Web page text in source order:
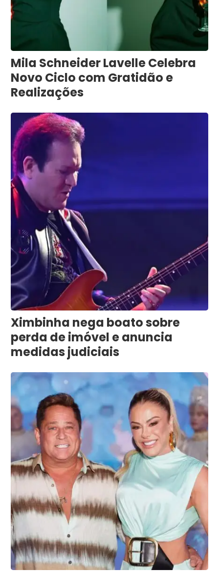
Mila Schneider Lavelle Celebra
Novo Ciclo com Gratidão e
Realizações
Ximbinha nega boato sobre
perda de imóvel e anuncia
medidas judiciais